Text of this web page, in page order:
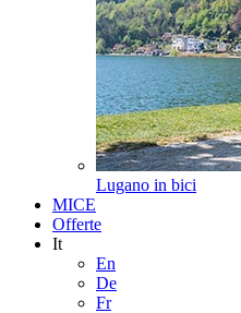
Lugano in bici
MICE
Offerte
It
En
De
Fr